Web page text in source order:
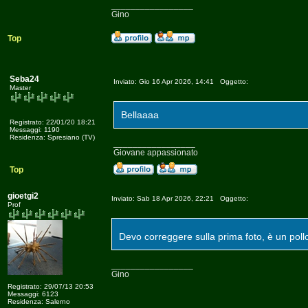
Gino
Top
Seba24
Master
Registrato: 22/01/20 18:21
Messaggi: 1190
Residenza: Spresiano (TV)
Inviato: Gio 16 Apr 2026, 14:41 Oggetto:
Bellaaaa
Giovane appassionato
Top
gioetgi2
Prof
Registrato: 29/07/13 20:53
Messaggi: 6123
Residenza: Salerno
Inviato: Sab 18 Apr 2026, 22:21 Oggetto:
Devo correggere sulla prima foto, è un
Gino